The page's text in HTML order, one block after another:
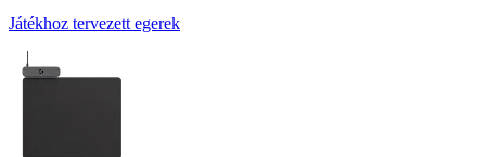
Játékhoz tervezett egerek